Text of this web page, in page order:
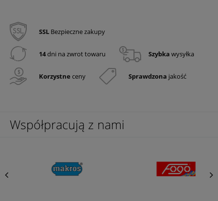
SSL Bezpieczne zakupy
14dni na zwrot towaru Szybka wysyłka
Korzystne ceny Sprawdzona jakość
Współpracują z nami